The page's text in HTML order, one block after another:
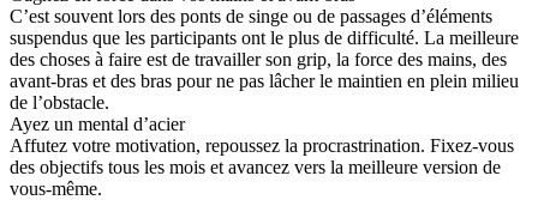
C’est souvent lors des ponts de singe ou de passages d’éléments
suspendus que les participants ont le plus de difficulté. La meilleure
des choses à faire est de travailler son grip, la force des mains, des
avant-bras et des bras pour ne pas lâcher le maintien en plein milieu
de l’obstacle.
Ayez un mental d’acier
Affutez votre motivation, repoussez la procrastrination. Fixez-vous
des objectifs tous les mois et avancez vers la meilleure version de
vous-même.